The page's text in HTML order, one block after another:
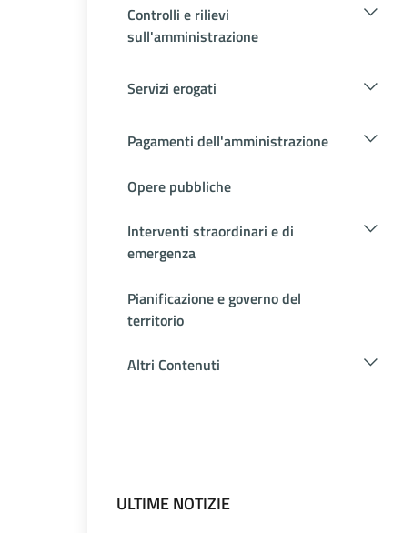
Controlli e rilievi
sull'amministrazione
Servizi erogati
Pagamenti dell'amministrazione
Opere pubbliche
Interventi straordinari e di
emergenza
Pianificazione e governo del
territorio
Altri Contenuti
ULTIME NOTIZIE